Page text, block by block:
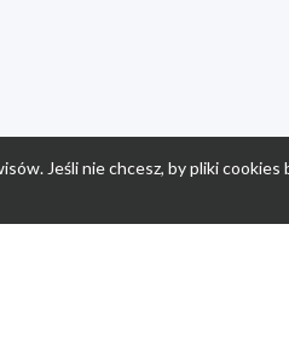
Jeśli nie chcesz, by pliki